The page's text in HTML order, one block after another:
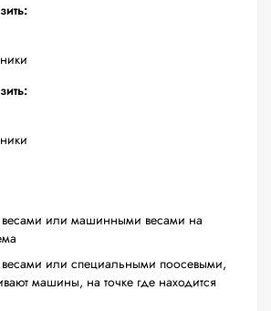
или машинными весами на
или специальными поосевыми,
машины, на точке где находится